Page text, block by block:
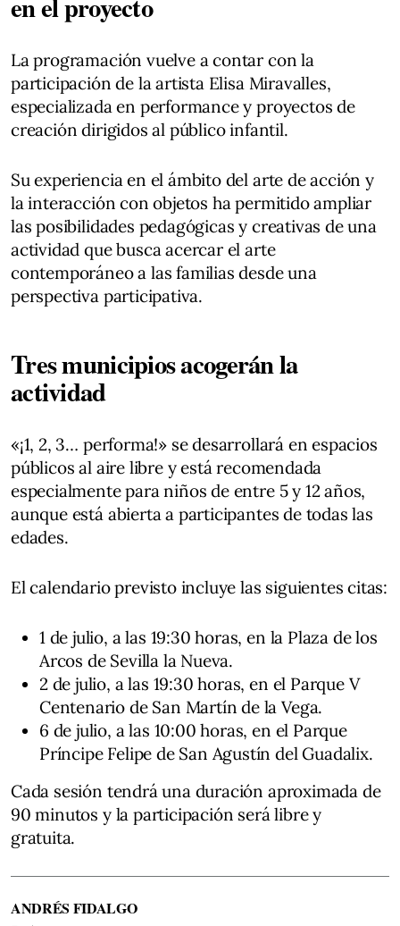
La programación vuelve a contar con la
participación de la artista Elisa Miravalles,
especializada en performance y proyectos de
creación dirigidos al público infantil.
Su experiencia en el ámbito del arte de acción y
la interacción con objetos ha permitido ampliar
las posibilidades pedagógicas y creativas de una
actividad que busca acercar el arte
contemporáneo a las familias desde una
perspectiva participativa.
Tres municipios acogerán la
actividad
«¡1, 2, 3… performa!» se desarrollará en espacios
públicos al aire libre y está recomendada
especialmente para niños de entre 5 y 12 años,
aunque está abierta a participantes de todas las
edades.
El calendario previsto incluye las siguientes citas:
1 de julio, a las 19:30 horas, en la Plaza de los
Arcos de Sevilla la Nueva.
2 de julio, a las 19:30 horas, en el Parque V
Centenario de San Martín de la Vega.
6 de julio, a las 10:00 horas, en el Parque
Príncipe Felipe de San Agustín del Guadalix.
Cada sesión tendrá una duración aproximada de
90 minutos y la participación será libre y
gratuita.
ANDRÉS FIDALGO